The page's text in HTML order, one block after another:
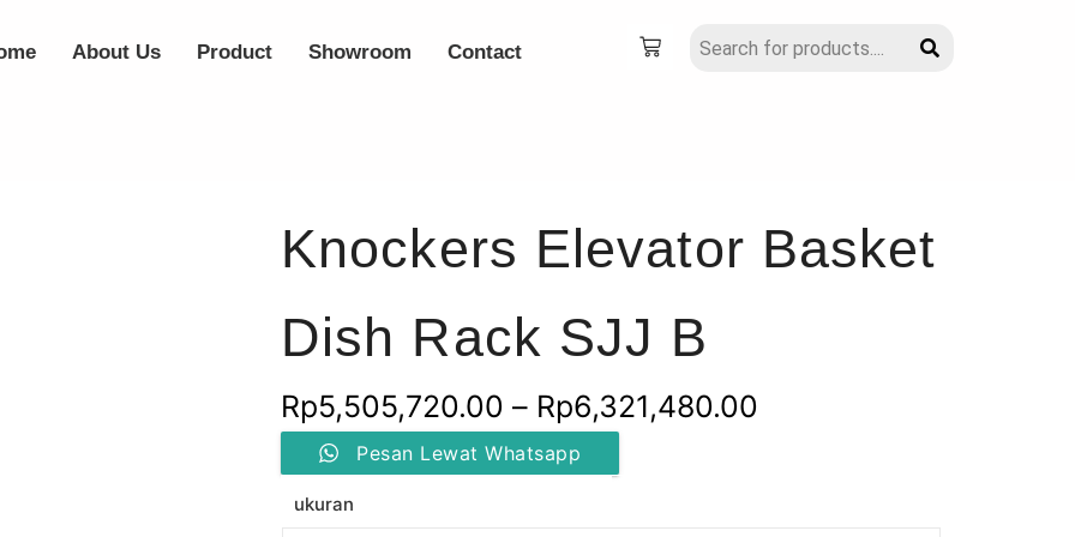
About Us Product Showroom Contact
Knockers Elevator Basket
Dish Rack SJJ B
Rp5,505,720.00 – Rp6,321,480.00
Pesan Lewat Whatsapp
ukuran
Kuantitas
Knockers
Basket